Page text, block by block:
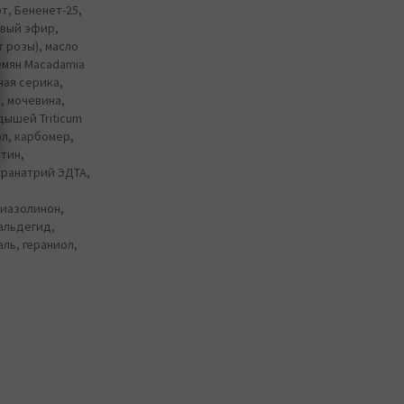
Бененет-25,
эфир,
розы), масло
Macadamia
серика,
мочевина,
Triticum
карбомер,
ЭДТА,
гераниол,